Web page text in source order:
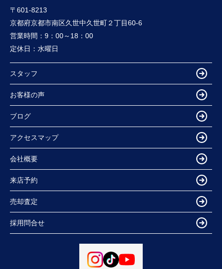
〒601-8213
京都府京都市南区久世中久世町２丁目60-6
営業時間： 9：00～18：00
定休日： 水曜日
スタッフ
お客様の声
ブログ
アクセスマップ
会社概要
来店予約
売却査定
採用問合せ